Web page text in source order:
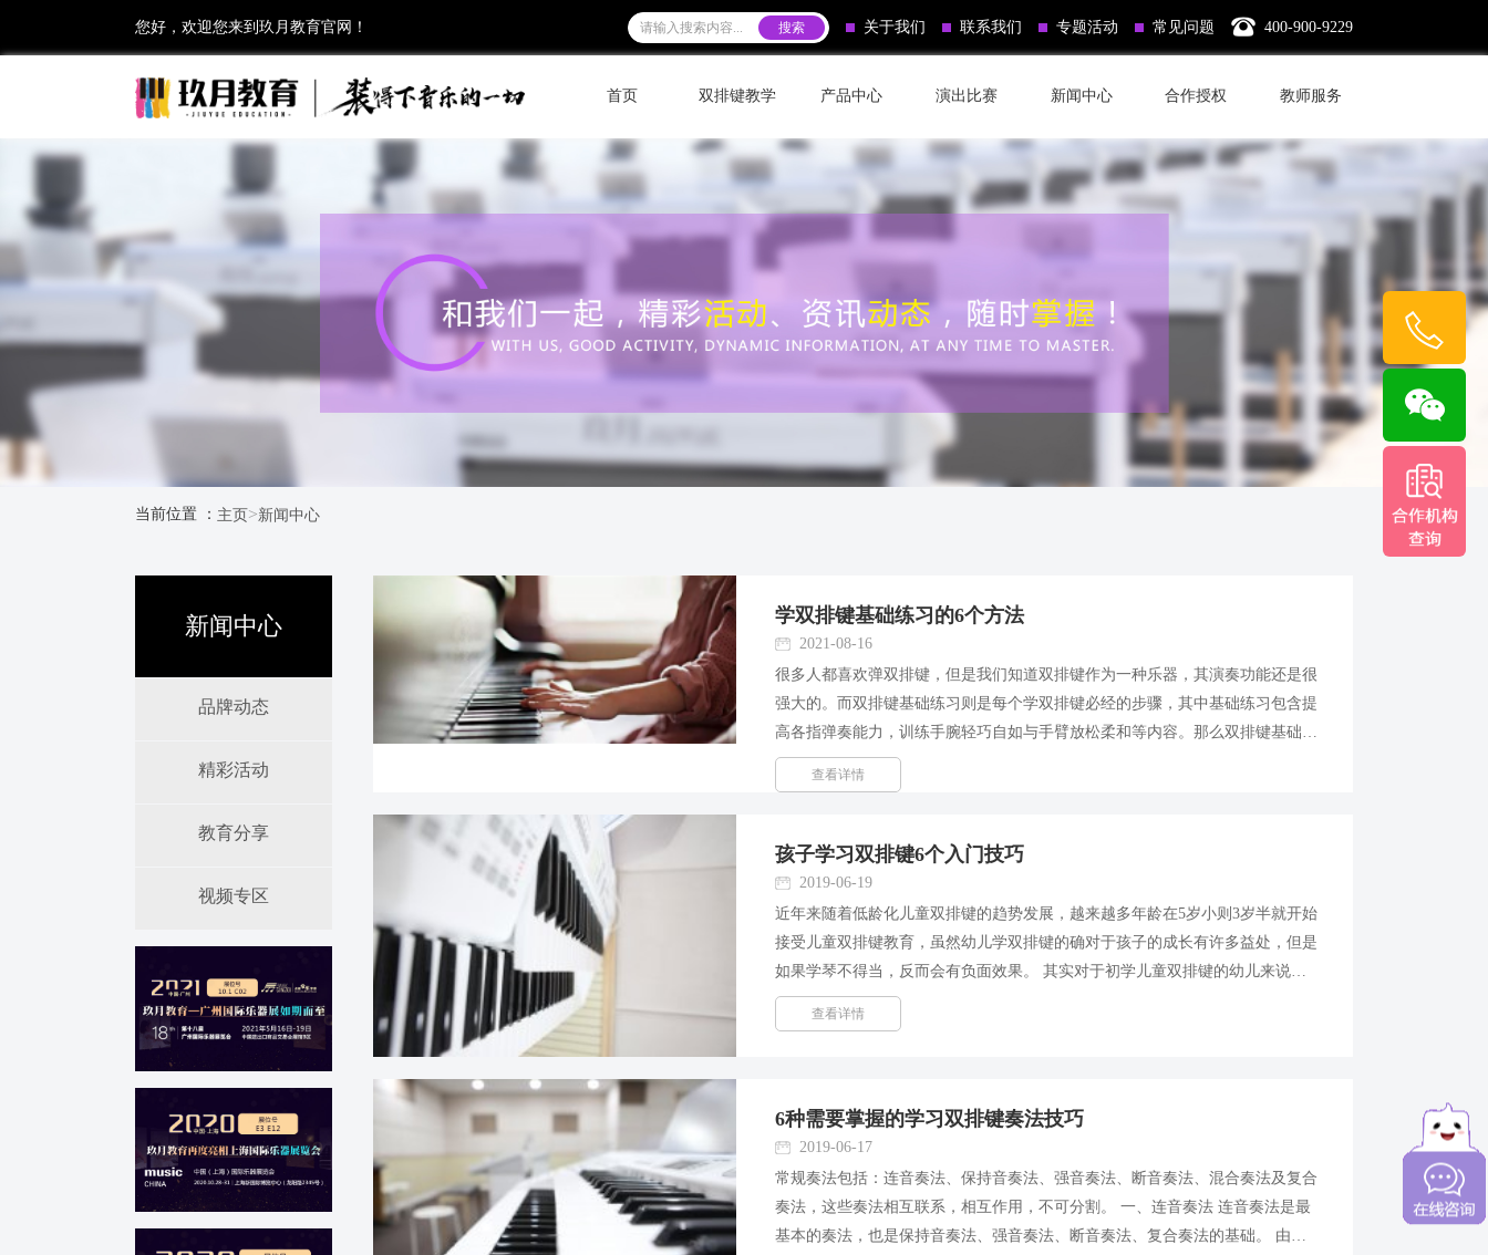
您好，欢迎您来到玖月教育官网！ 关于我们 联系我们 专题活动 常见问题 400-900-9229
首页 双排键教学 产品中心 演出比赛 新闻中心 合作授权 教师服务
当前位置 ： 主页>新闻中心
新闻中心
品牌动态
精彩活动
教育分享
视频专区
学双排键基础练习的6个方法
2021-08-16
很多人都喜欢弹双排键，但是我们知道双排键作为一种乐器，其演奏功能还是很
强大的。而双排键基础练习则是每个学双排键必经的步骤，其中基础练习包含提
高各指弹奏能力，训练手腕轻巧自如与手臂放松柔和等内容。那么双排键基础练
习小编来跟大家说说快速提高双排键基础练习有哪些绝招吧。 1、有选择性地重
复练习 在学习基础练习虽...
查看详情
孩子学习双排键6个入门技巧
2019-06-19
近年来随着低龄化儿童双排键的趋势发展，越来越多年龄在5岁小则3岁半就开始
接受儿童双排键教育，虽然幼儿学双排键的确对于孩子的成长有许多益处，但是
如果学琴不得当，反而会有负面效果。 其实对于初学儿童双排键的幼儿来说，
这不仅是孩子自己的事，家长也需要加入其中，切勿急躁地对待孩子的练琴状
况。 幼儿在接受儿童双排键教...
查看详情
6种需要掌握的学习双排键奏法技巧
2019-06-17
常规奏法包括：连音奏法、保持音奏法、强音奏法、断音奏法、混合奏法及复合
奏法，这些奏法相互联系，相互作用，不可分割。 一、连音奏法 连音奏法是最
基本的奏法，也是保持音奏法、强音奏法、断音奏法、复合奏法的基础。 由于